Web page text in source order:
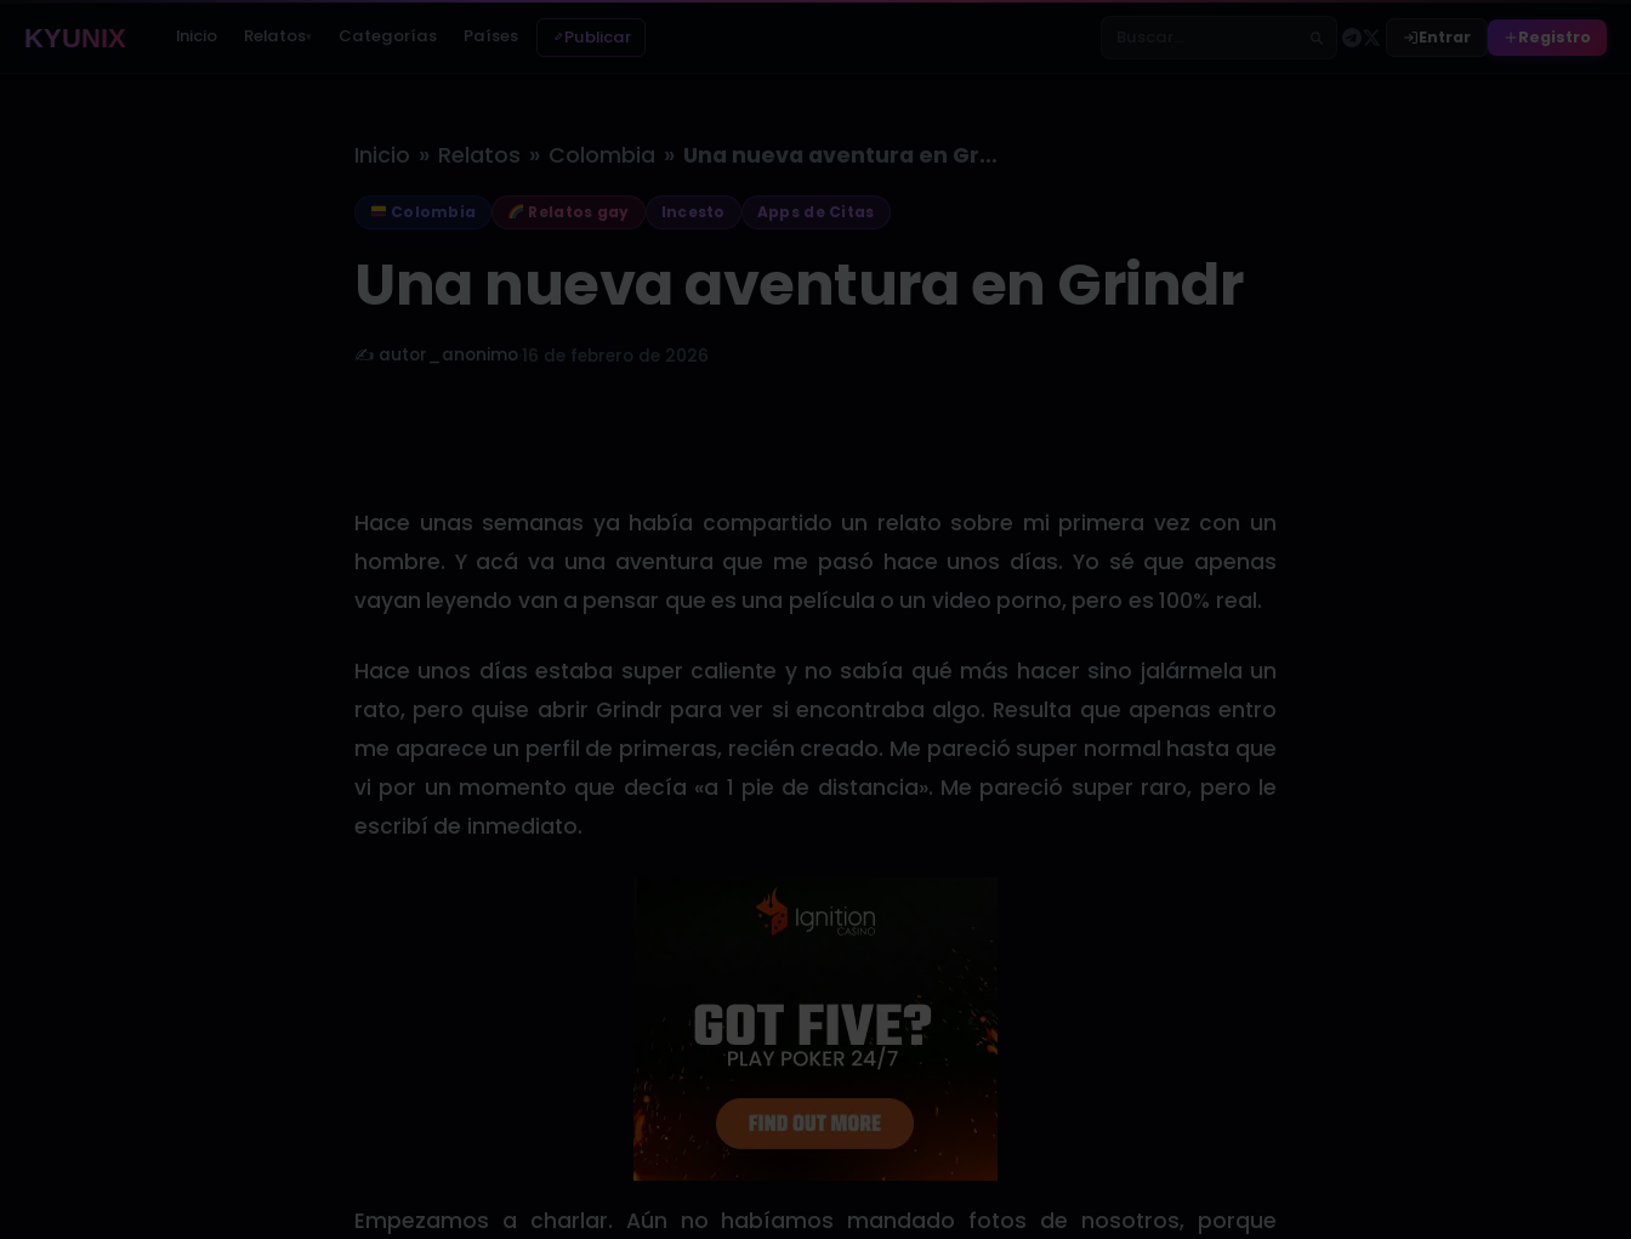
KYUNIX Inicio Relatos▾ Categorías Países Publicar Entrar Registro
Inicio » Relatos » Colombia » Una nueva aventura en Grindr
Colombia Relatos gay Incesto Apps de Citas
Una nueva aventura en Grindr
✍️ autor_anonimo 16 de febrero de 2026
Hace unas semanas ya había compartido un relato sobre mi primera vez con un
hombre. Y acá va una aventura que me pasó hace unos días. Yo sé que apenas
vayan leyendo van a pensar que es una película o un video porno, pero es 100% real.
Hace unos días estaba super caliente y no sabía qué más hacer sino jalármela un
rato, pero quise abrir Grindr para ver si encontraba algo. Resulta que apenas entro
me aparece un perfil de primeras, recién creado. Me pareció super normal hasta que
vi por un momento que decía «a 1 pie de distancia». Me pareció super raro, pero le
escribí de inmediato.
Empezamos a charlar. Aún no habíamos mandado fotos de nosotros, porque